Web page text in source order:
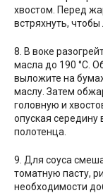
хвостом. Перед
встряхнуть,
8. В воке
масла до 190 °С.
выложите на
маслу. Затем
головную и
опуская
полотенца.
9. Для соуса
томатную пасту,
необходимости